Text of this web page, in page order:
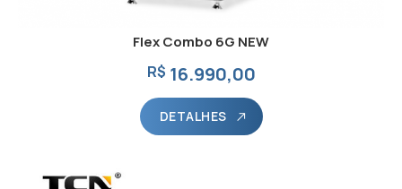
Flex Combo 6G NEW
R$ 16.990,00
DETALHES